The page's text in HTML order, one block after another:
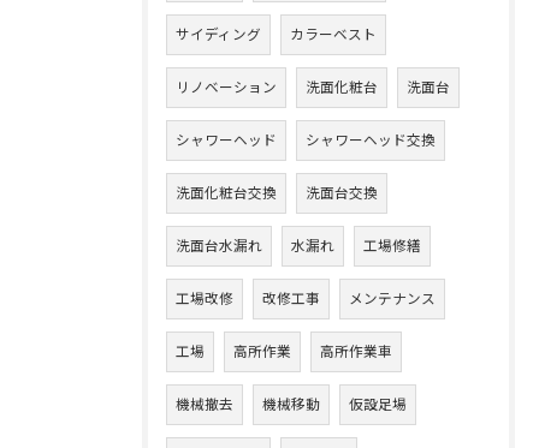
サイディング カラーベスト
リノベーション 洗面化粧台 洗面台
シャワーヘッド シャワーヘッド交換
洗面化粧台交換 洗面台交換
洗面台水漏れ 水漏れ 工場修繕
工場改修 改修工事 メンテナンス
工場 高所作業 高所作業車
機械撤去 機械移動 仮設足場